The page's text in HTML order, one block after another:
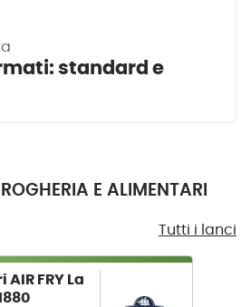
standard e
E ALIMENTARI
Tutti i lanci
FRY La